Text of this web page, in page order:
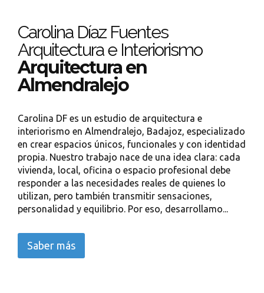
Carolina Díaz Fuentes
Arquitectura e Interiorismo
Arquitectura en
Almendralejo
Carolina DF es un estudio de arquitectura e
interiorismo en Almendralejo, Badajoz, especializado
en crear espacios únicos, funcionales y con identidad
propia. Nuestro trabajo nace de una idea clara: cada
vivienda, local, oficina o espacio profesional debe
responder a las necesidades reales de quienes lo
utilizan, pero también transmitir sensaciones,
personalidad y equilibrio. Por eso, desarrollamo...
Saber más